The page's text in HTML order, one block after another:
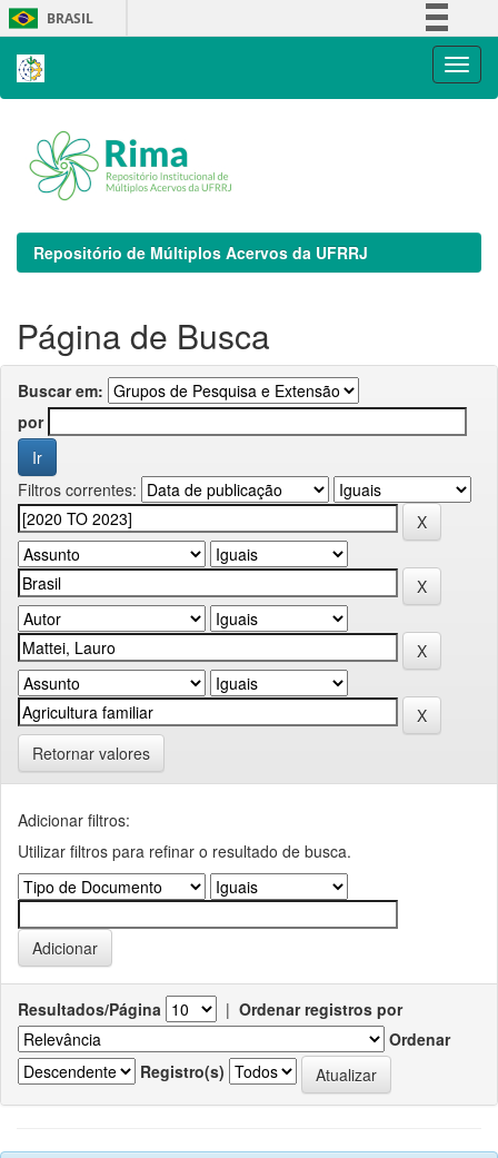
Skip
navigation
BRASIL
Repositório de Múltiplos Acervos da UFRRJ
Página de Busca
Buscar em:
por
Filtros correntes:
Retornar valores
Adicionar filtros:
Utilizar filtros para refinar o resultado de busca.
Resultados/Página | Ordenar registros por
Ordenar
Registro(s)